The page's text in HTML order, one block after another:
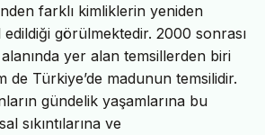
farklı kimliklerin yeniden
görülmektedir. 2000 sonrası
yer alan temsillerden biri
de Türkiye’de madunun temsilidir.
gündelik yaşamlarına bu
sıkıntılarına ve